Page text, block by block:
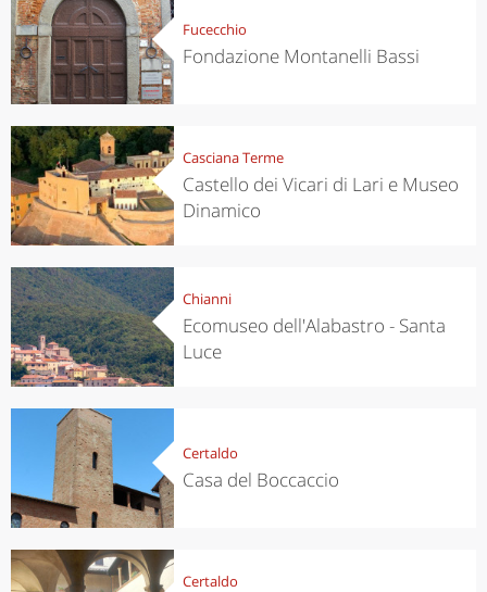
Fucecchio
Fondazione Montanelli Bassi
Casciana Terme
Castello dei Vicari di Lari e Museo
Dinamico
Chianni
Ecomuseo dell'Alabastro - Santa
Luce
Certaldo
Casa del Boccaccio
Certaldo